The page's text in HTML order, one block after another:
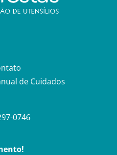
de Cuidados
0746